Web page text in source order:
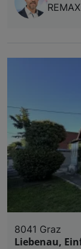
8041 Graz
Liebenau,